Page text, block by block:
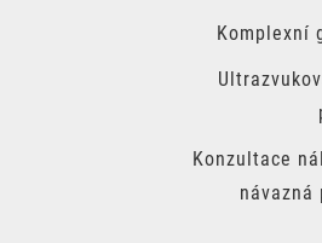
Komplexní
Konzultace